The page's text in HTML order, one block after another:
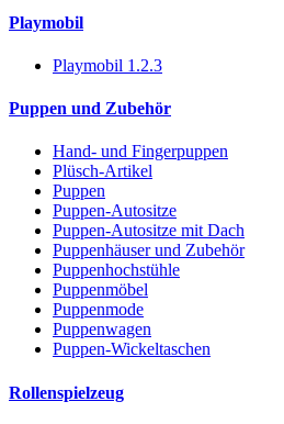
Playmobil
Playmobil 1.2.3
Puppen und Zubehör
Hand- und Fingerpuppen
Plüsch-Artikel
Puppen
Puppen-Autositze
Puppen-Autositze mit Dach
Puppenhäuser und Zubehör
Puppenhochstühle
Puppenmöbel
Puppenmode
Puppenwagen
Puppen-Wickeltaschen
Rollenspielzeug